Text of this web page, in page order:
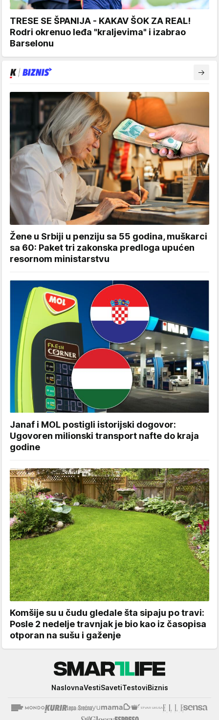
TRESE SE ŠPANIJA - KAKAV ŠOK ZA REAL!
Rodri okrenuo leđa "kraljevima" i izabrao
Barselonu
Žene u Srbiji u penziju sa 55 godina, muškarci
sa 60: Paket tri zakonska predloga upućen
resornom ministarstvu
Janaf i MOL postigli istorijski dogovor:
Ugovoren milionski transport nafte do kraja
godine
Komšije su u čudu gledale šta sipaju po travi:
Posle 2 nedelje travnjak je bio kao iz časopisa
otporan na sušu i gaženje
NaslovnaVestiSavetiTestoviBiznis